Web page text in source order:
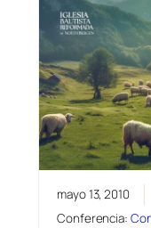
mayo 13, 2010
Conferencia: